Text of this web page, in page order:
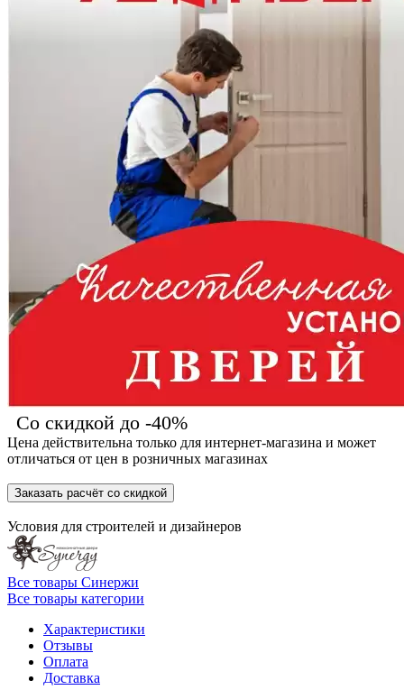
Со скидкой до -40%
Цена действительна только для интернет-магазина и может
отличаться от цен в розничных магазинах
Заказать расчёт со скидкой
Условия для строителей и дизайнеров
Все товары Синержи
Все товары категории
Характеристики
Отзывы
Оплата
Доставка